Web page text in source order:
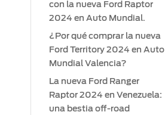
con la nueva Ford Raptor
2024 en Auto Mundial.
¿Por qué comprar la nueva
Ford Territory 2024 en Auto
Mundial Valencia?
La nueva Ford Ranger
Raptor 2024 en Venezuela:
una bestia off-road